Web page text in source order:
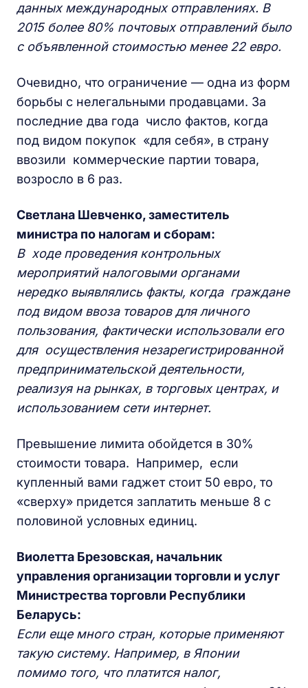
данных международных отправлениях. В
2015 более 80% почтовых отправлений было
с объявленной стоимостью менее 22 евро.
Очевидно, что ограничение — одна из форм
борьбы с нелегальными продавцами. За
последние два года число фактов, когда
под видом покупок «для себя», в страну
ввозили коммерческие партии товара,
возросло в 6 раз.
Светлана Шевченко, заместитель
министра по налогам и сборам:
В ходе проведения контрольных
мероприятий налоговыми органами
нередко выявлялись факты, когда граждане
под видом ввоза товаров для личного
пользования, фактически использовали его
для осуществления незарегистрированной
предпринимательской деятельности,
реализуя на рынках, в торговых центрах, и
использованием сети интернет.
Превышение лимита обойдется в 30%
стоимости товара. Например, если
купленный вами гаджет стоит 50 евро, то
«сверху» придется заплатить меньше 8 с
половиной условных единиц.
Виолетта Брезовская, начальник
управления организации торговли и услуг
Министрества торговли Республики
Беларусь:
Если еще много стран, которые применяют
такую систему. Например, в Японии
помимо того, что платится налог,